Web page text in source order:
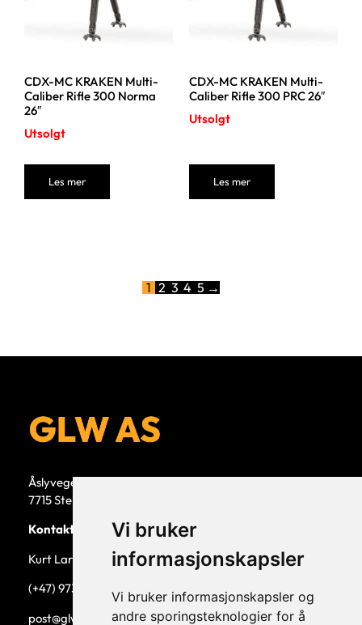
Vi bruker
informasjonskapsler
Vi bruker informasjonskapsler og
andre sporingsteknologier for å
CDX-MC KRAKEN Multi-
Caliber Rifle 300 Norma
26″
Utsolgt
Les mer
CDX-MC KRAKEN Multi-
Caliber Rifle 300 PRC 26″
Utsolgt
Les mer
1 2 3 4 5 →
Åslyvegen 5b
7715 Steinkjer
Kontaktperson
Kurt Larsen, daglig leder.
(+47) 973 33 332
post@glw.no